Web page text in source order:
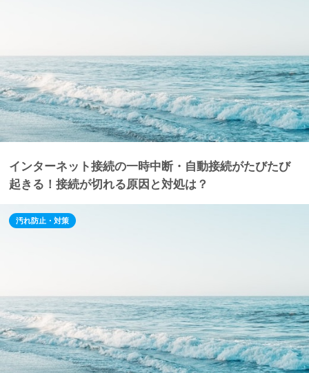
インターネット接続の一時中断・自動接続がたびたび
起きる！接続が切れる原因と対処は？
汚れ防止・対策